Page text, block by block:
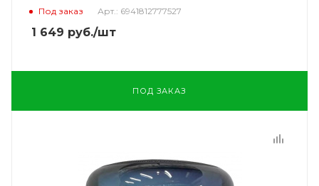
Под заказ Арт.: 6941812777527
1 649 руб./шт
ПОД ЗАКАЗ